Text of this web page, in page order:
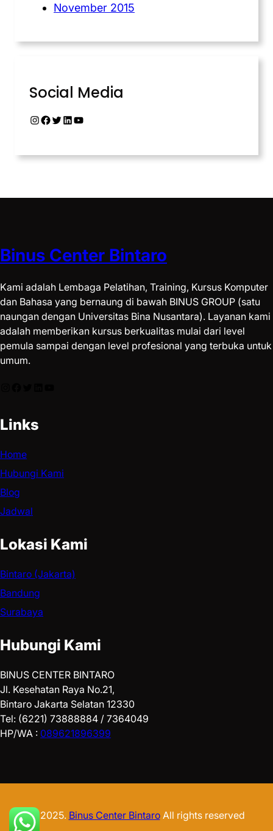
November 2015
Social Media
Binus Center Bintaro
Kami adalah Lembaga Pelatihan, Training, Kursus Komputer
dan Bahasa yang bernaung di bawah BINUS GROUP (satu
naungan dengan Universitas Bina Nusantara). Layanan kami
adalah memberikan kursus berkualitas mulai dari level
pemula sampai dengan level profesional yang terbuka untuk
umum.
Links
Home
Hubungi Kami
Blog
Jadwal
Lokasi Kami
Bintaro (Jakarta)
Bandung
Surabaya
Hubungi Kami
BINUS CENTER BINTARO
Jl. Kesehatan Raya No.21,
Bintaro Jakarta Selatan 12330
Tel: (6221) 73888884 / 7364049
HP/WA : 089621896399
© 2025. Binus Center BintaroAll rights reserved